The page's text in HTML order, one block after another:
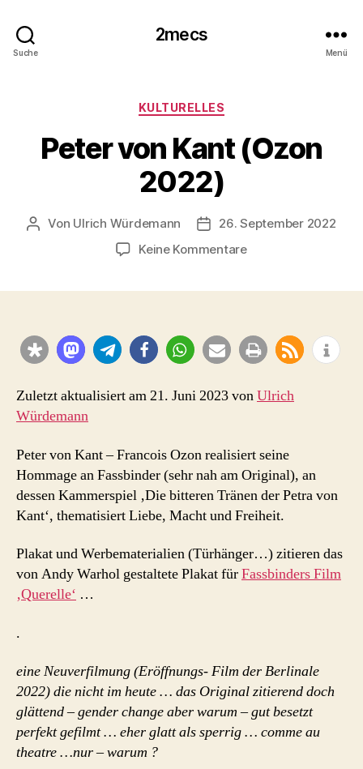
Suche
2mecs
Menü
Kategorien
KULTURELLES
Peter von Kant (Ozon
2022)
Beitragsautor
Von Ulrich Würdemann Beitragsdatum
26. September 2022
Keine Kommentarezu
2022)
Zuletzt aktualisiert am 21. Juni 2023 vonUlrich
Würdemann
Peter von Kant – Francois Ozon realisiert seine
Hommage an Fassbinder (sehr nah am Original), an
dessen Kammerspiel ‚Die bitteren Tränen der Petra von
Kant‘, thematisiert Liebe, Macht und Freiheit.
Plakat und Werbematerialien (Türhänger…) zitieren das
von Andy Warhol gestaltete Plakat fürFassbinders Film
‚Querelle‘ …
.
eine Neuverfilmung (Eröffnungs- Film der Berlinale
2022) die nicht im heute … das Original zitierend doch
glättend – gender change aber warum – gut besetzt
perfekt gefilmt … eher glatt als sperrig … comme au
theatre …nur – warum ?